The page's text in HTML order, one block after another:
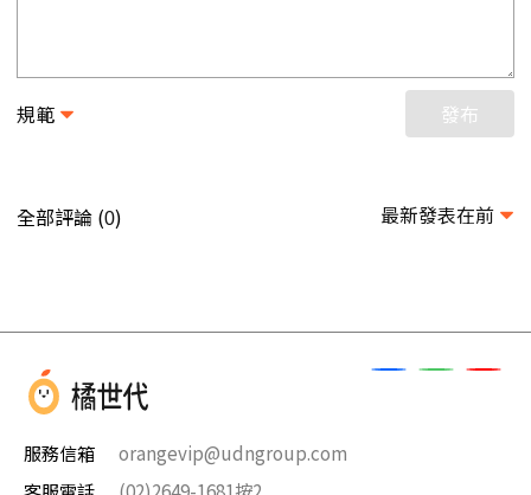
規範 發布
全部評論 (0) 最新發表在前
服務信箱
orangevip@udngroup.com